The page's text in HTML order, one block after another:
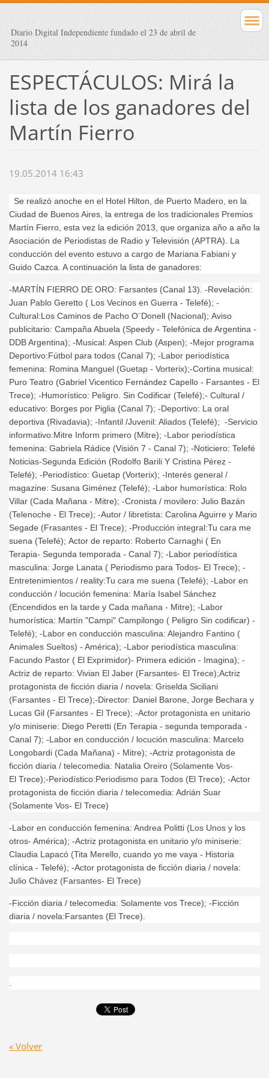
Diario Digital Independiente fundado el 23 de abril de
2014
ESPECTÁCULOS: Mirá la
lista de los ganadores del
Martín Fierro
19.05.2014 16:43
Se realizó anoche en el Hotel Hilton, de Puerto Madero, en la
Ciudad de Buenos Aires, la entrega de los tradicionales Premios
Martín Fierro, esta vez la edición 2013, que organiza año a año la
Asociación de Periodistas de Radio y Televisión (APTRA). La
conducción del evento estuvo a cargo de Mariana Fabiani y
Guido Cazca. A continuación la lista de ganadores:
-MARTÍN FIERRO DE ORO: Farsantes (Canal 13). -Revelación:
Juan Pablo Geretto ( Los Vecinos en Guerra - Telefé); -
Cultural:Los Caminos de Pacho O¨Donell (Nacional); Aviso
publicitario: Campaña Abuela (Speedy - Telefónica de Argentina -
DDB Argentina); -Musical: Aspen Club (Aspen); -Mejor programa
Deportivo:Fútbol para todos (Canal 7); -Labor periodística
femenina: Romina Manguel (Guetap - Vorterix);-Cortina musical:
Puro Teatro (Gabriel Vicentico Fernández Capello - Farsantes - El
Trece); -Humorístico: Peligro. Sin Codificar (Telefé);- Cultural /
educativo: Borges por Piglia (Canal 7); -Deportivo: La oral
deportiva (Rivadavia); -Infantil /Juvenil: Aliados (Telefé); -Servicio
informativo:Mitre Inform primero (Mitre); -Labor periodística
femenina: Gabriela Rádice (Visión 7 - Canal 7); -Noticiero: Telefé
Noticias-Segunda Edición (Rodolfo Barili Y Cristina Pérez -
Telefé); -Periodístico: Guetap (Vorterix); -Interés general /
magazine: Susana Giménez (Telefé); -Labor humorística: Rolo
Villar (Cada Mañana - Mitre); -Cronista / movilero: Julio Bazán
(Telenoche - El Trece); -Autor / libretista: Carolina Aguirre y Mario
Segade (Frasantes - El Trece); -Producción integral:Tu cara me
suena (Telefé); Actor de reparto: Roberto Carnaghi ( En
Terapia- Segunda temporada - Canal 7); -Labor periodística
masculina: Jorge Lanata ( Periodismo para Todos- El Trece); -
Entretenimientos / reality:Tu cara me suena (Telefé); -Labor en
conducción / locución femenina: María Isabel Sánchez
(Encendidos en la tarde y Cada mañana - Mitre); -Labor
humorística: Martín "Campi" Campilongo ( Peligro Sin codificar) -
Telefé); -Labor en conducción masculina: Alejandro Fantino (
Animales Sueltos) - América); -Labor periodística masculina:
Facundo Pastor ( El Exprimidor)- Primera edición - Imagina); -
Actriz de reparto: Vivian El Jaber (Farsantes- El Trece);Actriz
protagonista de ficción diaria / novela: Griselda Siciliani
(Farsantes - El Trece);-Director: Daniel Barone, Jorge Bechara y
Lucas Gil (Farsantes - El Trece); -Actor protagonista en unitario
y/o miniserie: Diego Peretti (En Terapia - segunda temporada -
Canal 7); -Labor en conducción / locución masculina: Marcelo
Longobardi (Cada Mañana) - Mitre); -Actriz protagonista de
ficción diaria / telecomedia: Natalia Oreiro (Solamente Vos-
El Trece);-Periodístico:Periodismo para Todos (El Trece); -Actor
protagonista de ficción diaria / telecomedia: Adrián Suar
(Solamente Vos- El Trece)
-Labor en conducción femenina: Andrea Politti (Los Unos y los
otros- América); -Actriz protagonista en unitario y/o miniserie:
Claudia Lapacó (Tita Merello, cuando yo me vaya - Historia
clínica - Telefé); -Actor protagonista de ficción diaria / novela:
Julio Chávez (Farsantes- El Trece)
-Ficción diaria / telecomedia: Solamente vos Trece); -Ficción
diaria / novela:Farsantes (El Trece).
« Volver